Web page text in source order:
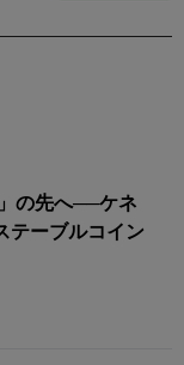
の先へ──ケネ
テーブルコイン